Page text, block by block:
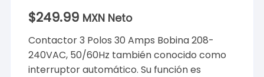
$249.99 MXN Neto
Contactor 3 Polos 30 Amps Bobina 208-
240VAC, 50/60Hz también conocido como
interruptor automático. Su función es